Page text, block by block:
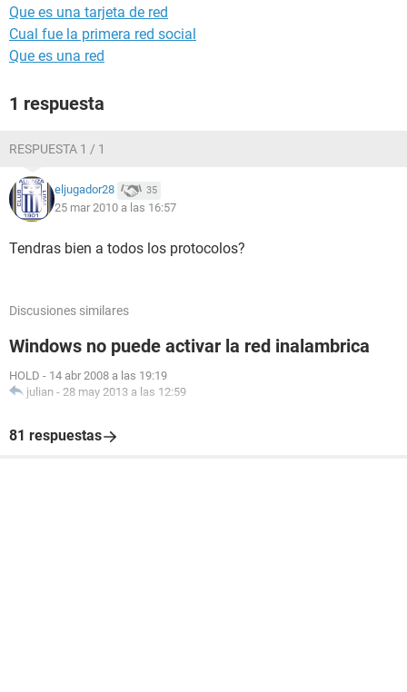
Que es una tarjeta de red
Cual fue la primera red social
Que es una red
1 respuesta
RESPUESTA 1 / 1
eljugador28 35
25 mar 2010 a las 16:57
Tendras bien a todos los protocolos?
Discusiones similares
Windows no puede activar la red inalambrica
HOLD - 14 abr 2008 a las 19:19
julian - 28 may 2013 a las 12:59
81 respuestas